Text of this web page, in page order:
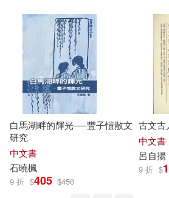
手塚治虫(16) 曾田正人
本書編寫組編(16) 楊照
王傑（主編）(16) 鄭中
よしのずな(15)
中國農業出版社(86)
光明日報出版社(86)
機械工業出版社(86)
明天出版社(80)
生活‧讀書‧新知三聯書店(80)
白馬湖畔的輝光──豐子愷散文
研究
中文書
石曉楓
9 折 $405 $450
古文古
中文書
呂自揚
9 折 $